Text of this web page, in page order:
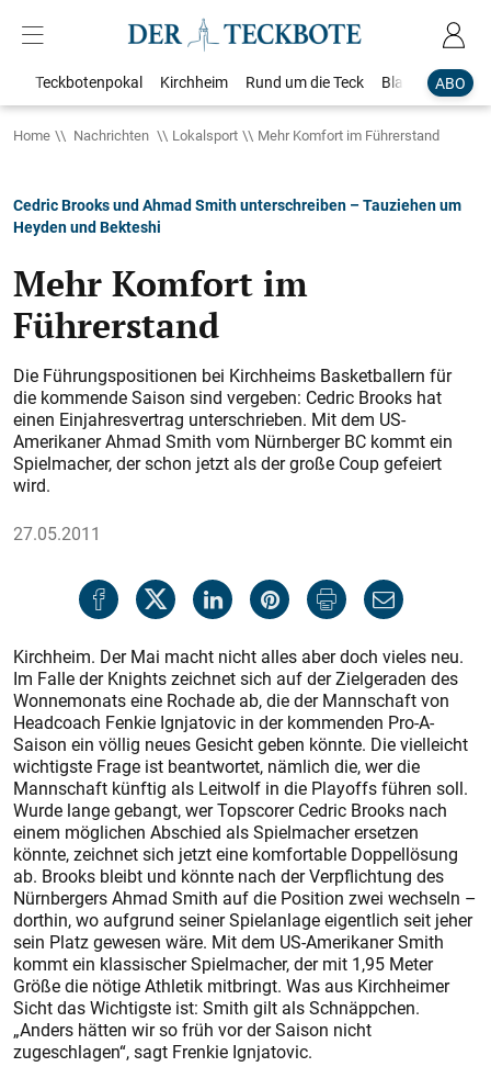
ABO
Teckbotenpokal Kirchheim Rund um die Teck Blaulicht
Home Nachrichten Lokalsport Mehr Komfort im Führerstand
Cedric Brooks und Ahmad Smith unterschreiben – Tauziehen um
Heyden und Bekteshi
Mehr Komfort im
Führerstand
Die Führungspositionen bei Kirchheims Basketballern für
die kommende Saison sind vergeben: Cedric Brooks hat
einen Einjahresvertrag unterschrieben. Mit dem US-
Amerikaner Ahmad Smith vom Nürnberger BC kommt ein
Spielmacher, der schon jetzt als der große Coup gefeiert
wird.
27.05.2011
Kirchheim. Der Mai macht nicht alles aber doch vieles neu.
Im Falle der Knights zeichnet sich auf der Zielgeraden des
Wonnemonats eine Rochade ab, die der Mannschaft von
Headcoach Fenkie Ignjatovic in der kommenden Pro-A-
Saison ein völlig neues Gesicht geben könnte. Die vielleicht
wichtigste Frage ist beantwortet, nämlich die, wer die
Mannschaft künftig als Leitwolf in die Playoffs führen soll.
Wurde lange gebangt, wer Topscorer Ced­ric Brooks nach
einem möglichen Abschied als Spielmacher ersetzen
könnte, zeichnet sich jetzt eine komfortable Doppellösung
ab. Brooks bleibt und könnte nach der Verpflichtung des
Nürnbergers Ahmad Smith auf die Position zwei wechseln –
dorthin, wo aufgrund seiner Spielanlage eigentlich seit jeher
sein Platz gewesen wäre. Mit dem US-Amerikaner Smith
kommt ein klassischer Spielmacher, der mit 1,95 Meter
Größe die nötige Athletik mitbringt. Was aus Kirchheimer
Sicht das Wichtigste ist: Smith gilt als Schnäppchen.
„Anders hätten wir so früh vor der Saison nicht
zugeschlagen“, sagt Frenkie Ignjatovic.